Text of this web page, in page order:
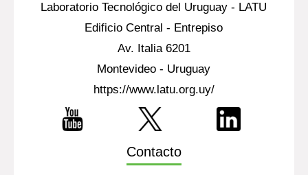
Laboratorio Tecnológico del Uruguay - LATU
Edificio Central - Entrepiso
Av. Italia 6201
Montevideo - Uruguay
https://www.latu.org.uy/
Contacto